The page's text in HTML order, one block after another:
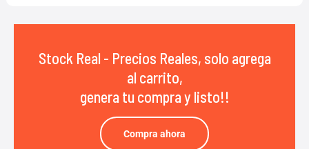
Stock Real - Precios Reales, solo agrega
al carrito,
genera tu compra y listo!!
Compra ahora